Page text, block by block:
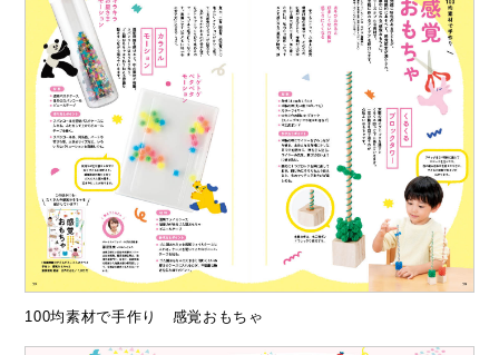
100均素材で手作り 感覚おもちゃ